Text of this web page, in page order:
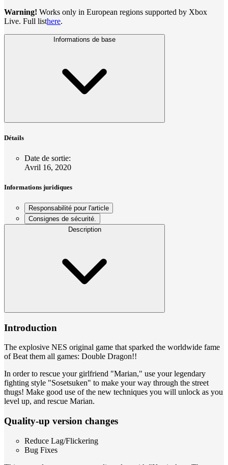
Warning! Works only in European regions supported by Xbox
Live. Full listhere.
Informations de base
Détails
Date de sortie:
Avril 16, 2020
Informations juridiques
Responsabilité pour l'article
Consignes de sécurité.
Description
Introduction
The explosive NES original game that sparked the worldwide fame
of Beat them all games: Double Dragon!!
In order to rescue your girlfriend "Marian," use your legendary
fighting style "Sosetsuken" to make your way through the street
thugs! Make good use of the new techniques you will unlock as you
level up, and rescue Marian.
Quality-up version changes
Reduce Lag/Flickering
Bug Fixes